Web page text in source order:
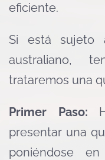
eficiente.
Si está sujeto
australiano,
trataremos una
Primer Paso:
presentar una
poniéndose